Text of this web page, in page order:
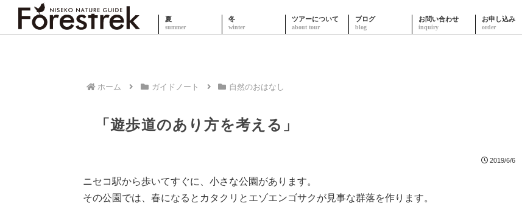
夏 冬 ツアーについて ブログ お問い合わせ お申し込み
ホーム ガイドノート 自然のおはなし
「遊歩道のあり方を考える」
2019/6/6
ニセコ駅から歩いてすぐに、小さな公園があります。
その公園では、春になるとカタクリとエゾエンゴサクが見事な群落を作ります。